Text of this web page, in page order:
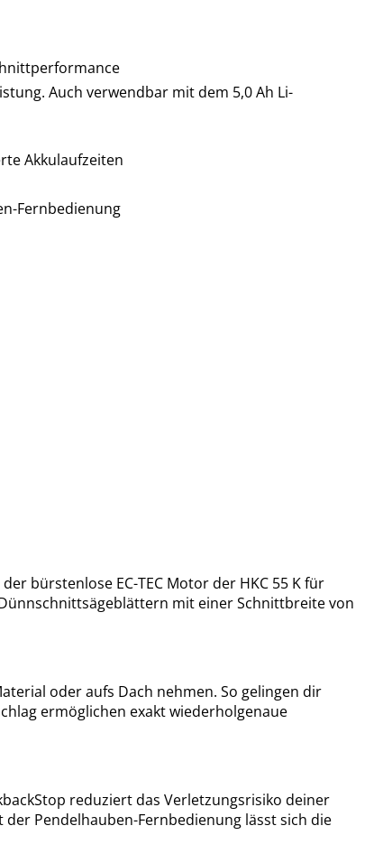
Auch verwendbar mit dem 5,0 Ah Li-
Akkulaufzeiten
Fernbedienung
bürstenlose EC-TEC Motor der HKC 55 K für
mit einer Schnittbreite von
oder aufs Dach nehmen. So gelingen dir
ermöglichen exakt wiederholgenaue
reduziert das Verletzungsrisiko deiner
Pendelhauben-Fernbedienung lässt sich die